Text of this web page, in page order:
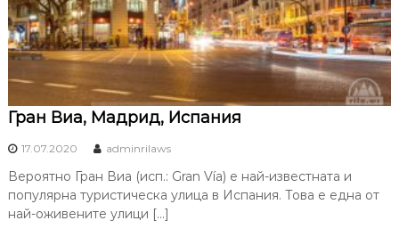
Гран Виа, Мадрид, Испания
17.07.2020 adminrilaws
Вероятно Гран Виа (исп.: Gran Vía) е най-известната и
популярна туристическа улица в Испания. Това е една от
най-оживените улици […]